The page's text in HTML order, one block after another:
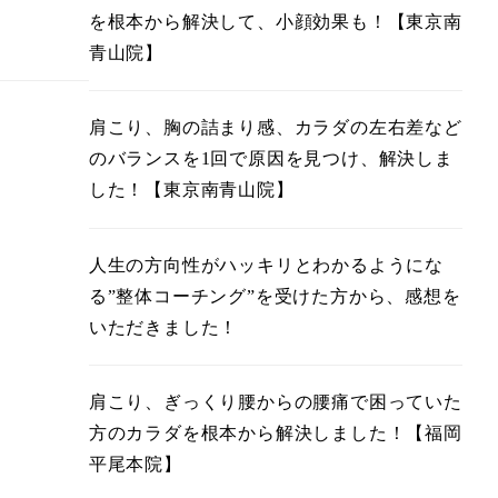
を根本から解決して、小顔効果も！【東京南
青山院】
肩こり、胸の詰まり感、カラダの左右差など
のバランスを1回で原因を見つけ、解決しま
した！【東京南青山院】
人生の方向性がハッキリとわかるようにな
る”整体コーチング”を受けた方から、感想を
いただきました！
肩こり、ぎっくり腰からの腰痛で困っていた
方のカラダを根本から解決しました！【福岡
平尾本院】